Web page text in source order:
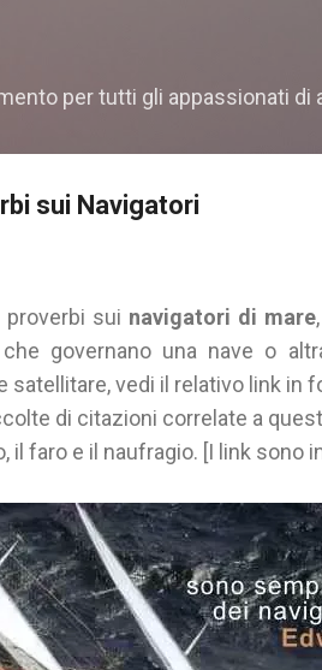
per tutti gli appassionati di
sui Navigatori
sui navigatori di mare
governano una nave o
vedi il relativo link in
di citazioni correlate a
il faro e il naufragio. [I link sono